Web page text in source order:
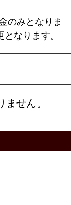
のみとなりま
なります。
せん。